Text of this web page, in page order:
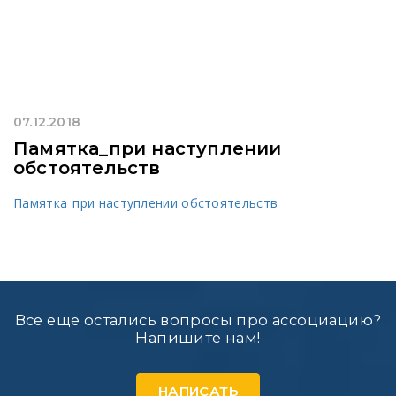
07.12.2018
Памятка_при наступлении
обстоятельств
Памятка_при наступлении обстоятельств
Все еще остались вопросы про ассоциацию?
Напишите нам!
НАПИСАТЬ